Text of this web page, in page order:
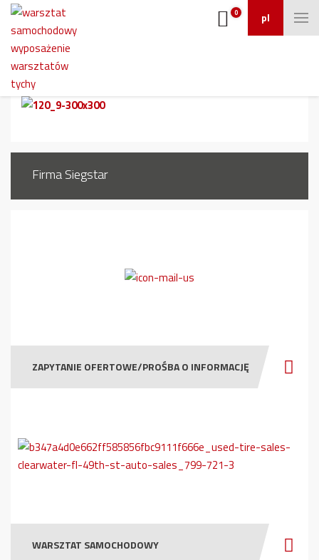
pl
0
120_9
Firma Siegstar
ZAPYTANIE OFERTOWE/PROŚBA O INFORMACJĘ
WARSZTAT SAMOCHODOWY